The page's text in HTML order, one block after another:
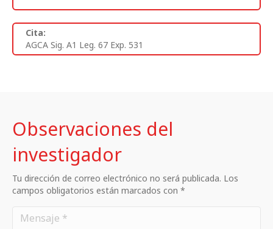
Cita:
AGCA Sig. A1 Leg. 67 Exp. 531
Observaciones del
investigador
Tu dirección de correo electrónico no será publicada. Los
campos obligatorios están marcados con *